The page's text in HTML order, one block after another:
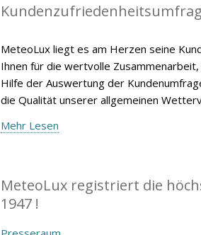
MeteoLux liegt es am Herzen seine
Ihnen für die wertvolle
Hilfe der Auswertung der
die Qualität unserer allgemeinen
Mehr Lesen
MeteoLux registriert die
1947 !